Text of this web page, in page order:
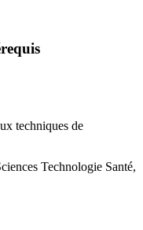
techniques de
Technologie Santé,